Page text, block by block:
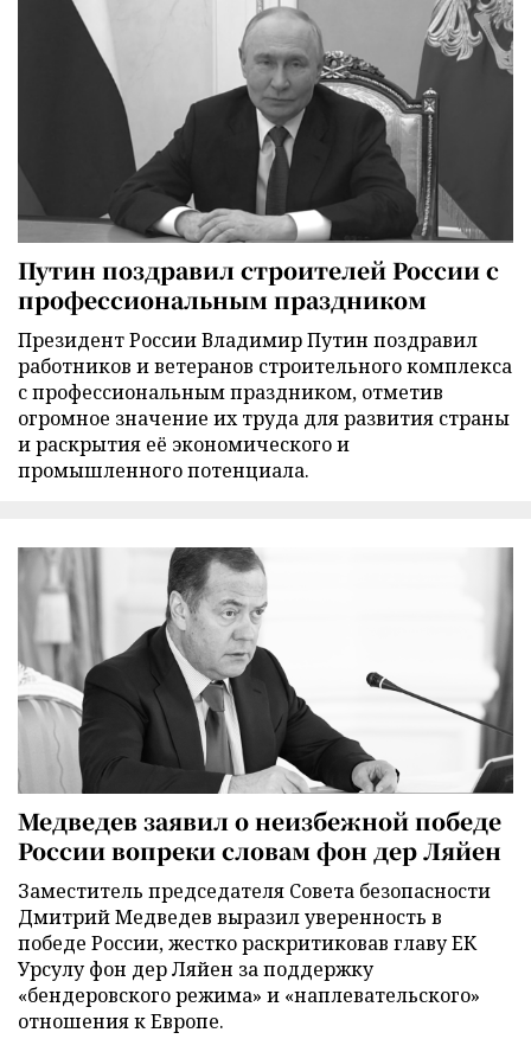
Путин поздравил строителей России с
профессиональным праздником
Президент России Владимир Путин поздравил
работников и ветеранов строительного комплекса
с профессиональным праздником, отметив
огромное значение их труда для развития страны
и раскрытия её экономического и
промышленного потенциала.
Медведев заявил о неизбежной победе
России вопреки словам фон дер Ляйен
Заместитель председателя Совета безопасности
Дмитрий Медведев выразил уверенность в
победе России, жестко раскритиковав главу ЕК
Урсулу фон дер Ляйен за поддержку
«бендеровского режима» и «наплевательского»
отношения к Европе.